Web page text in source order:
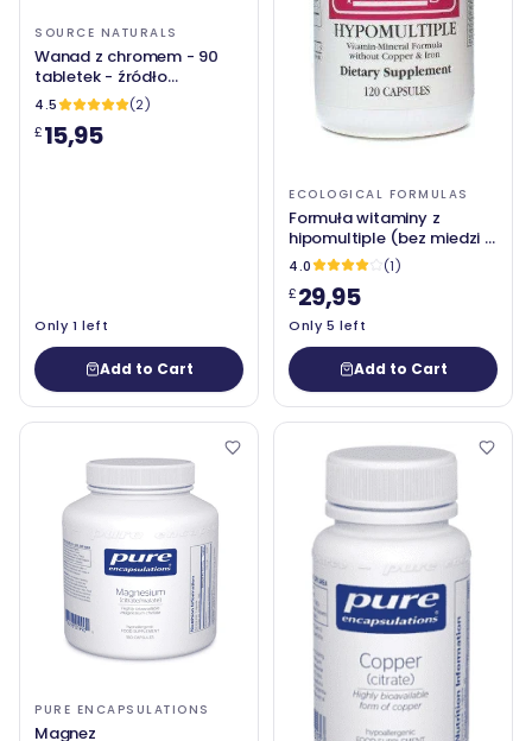
SOURCE NATURALS
Wanad z chromem - 90
tabletek - źródło
naturalne
4.5
(2)
£15,95
Only 1 left
Add to Cart
ECOLOGICAL FORMULAS
Formuła witaminy z
hipomultiple (bez miedzi i
żelaza) 120 kapsułek -
wzory ekologiczne
4.0
(1)
£29,95
Only 5 left
Add to Cart
PURE ENCAPSULATIONS
Magnez